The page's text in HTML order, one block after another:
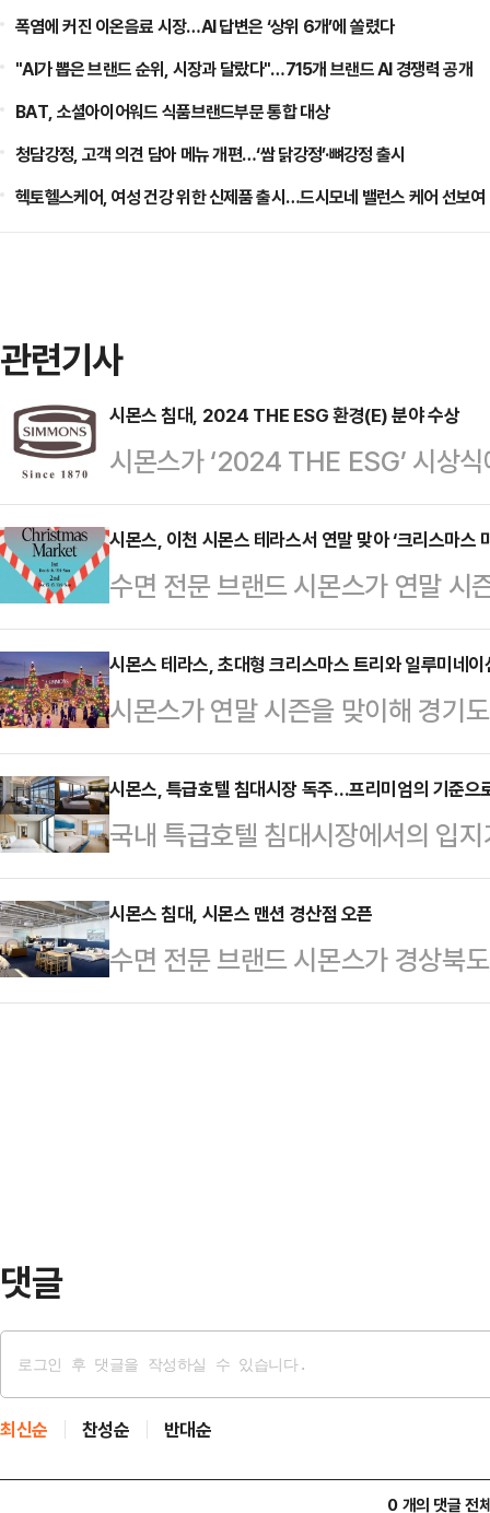
폭염에 커진 이온음료 시장…AI 답변은 ‘상위 6개’에 쏠렸다
"AI가 뽑은 브랜드 순위, 시장과 달랐다"…715개 브랜드 AI 경쟁력 공개
BAT, 소셜아이어워드 식품브랜드부문 통합 대상
청담강정, 고객 의견 담아 메뉴 개편…‘쌈 닭강정’·뼈강정 출시
헥토헬스케어, 여성 건강 위한 신제품 출시…드시모네 밸런스 케어 선보여
관련기사
시몬스 침대, 2024 THE ESG 환경(E) 분야 수상
시몬스가 ‘2024 THE ESG’ 시상
선정됐다.지난해 사회(S) 분야 수
브랜드로서의 위상을 공고히 했다
사회이사회 특별협의지위 기관인
조) 활동 우수 기업을 선정해 수여
기물 감소와 자원 재활용 기술 도입
아 지원, 교육기회 확대, 공정거래,
시몬스, 이천 시몬스 테라스서 연말 맞아 ‘크리스마스
수면 전문 브랜드 시몬스가 연말 시
자 ESG 산실인 시몬스 테라스에서
는 오는 12월 6일(금)~8일(일)부
시몬스 테라스 지하 주차장에서 열
오후 12시부터 오후 6시다.올해 2
부터 이천 지역 농산물까지 다양한
맞은 ‘크리스마스 트리 및 일루미네
이어…
시몬스 테라스, 초대형 크리스마스 트리와 일루미네이
시몬스가 연말 시즌을 맞이해 경기
(SIMMONS Terrace)’에서 크리
크리스마스 트리 및 일루미네이션
역사회 일원이자 이웃으로서 지역
2018년 시작해 올해로 7회째를 맞
타고 전국적인 크리스마스 명소로
넣고 있다.실제 지난해 크리스마
등 전국 각지에서…
시몬스, 특급호텔 침대시장 독주…프리미엄의 기준으
국내 특급호텔 침대시장에서의 입
자리매김하고 있다.수면시장이 점
치는 브랜드들이 늘어나는 가운데
정짓는 주요 척도로 떠오르는 것이
규모는 4800억원(2011년)에서 3
시몬스 침대, 시몬스 맨션 경산점 오픈
수면 전문 브랜드 시몬스가 경상북
점’을 오픈했다.시몬스 맨션 경산
댓글
최신순 찬성순 반대순
0 개의 댓글 전